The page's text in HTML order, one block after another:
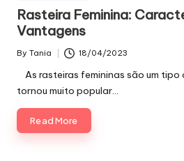
in
Rasteira Feminina:
Vantagens
Posted
By Tania 18/04/2023
As rasteiras femininas são um tipo
tornou muito popular…
Read More